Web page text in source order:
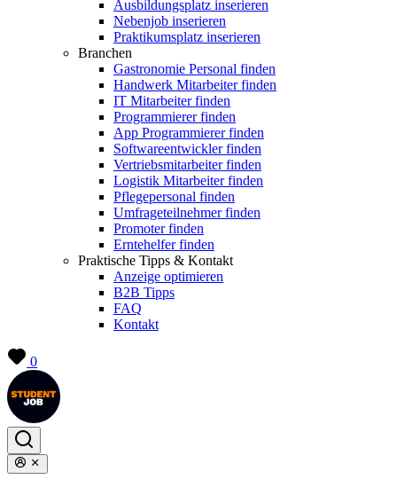
Ausbildungsplatz inserieren
Nebenjob inserieren
Praktikumsplatz inserieren
Branchen
Gastronomie Personal finden
Handwerk Mitarbeiter finden
IT Mitarbeiter finden
Programmierer finden
App Programmierer finden
Softwareentwickler finden
Vertriebsmitarbeiter finden
Logistik Mitarbeiter finden
Pflegepersonal finden
Umfrageteilnehmer finden
Promoter finden
Erntehelfer finden
Praktische Tipps & Kontakt
Anzeige optimieren
B2B Tipps
FAQ
Kontakt
0